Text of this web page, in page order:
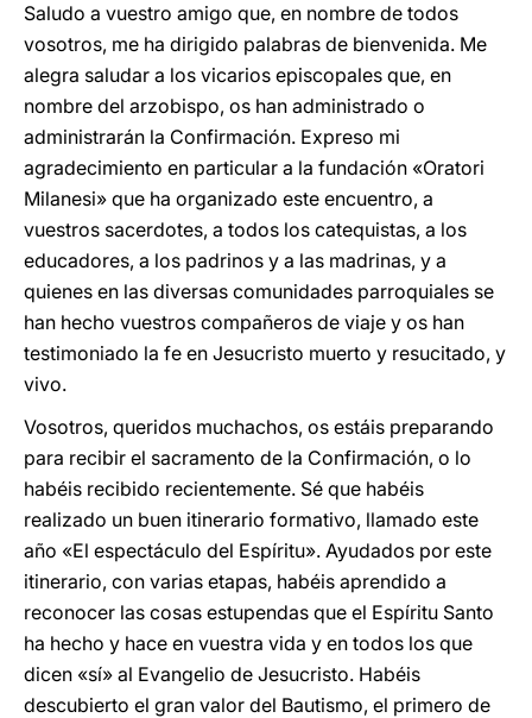
Saludo a vuestro amigo que, en nombre de todos
vosotros, me ha dirigido palabras de bienvenida. Me
alegra saludar a los vicarios episcopales que, en
nombre del arzobispo, os han administrado o
administrarán la Confirmación. Expreso mi
agradecimiento en particular a la fundación «Oratori
Milanesi» que ha organizado este encuentro, a
vuestros sacerdotes, a todos los catequistas, a los
educadores, a los padrinos y a las madrinas, y a
quienes en las diversas comunidades parroquiales se
han hecho vuestros compañeros de viaje y os han
testimoniado la fe en Jesucristo muerto y resucitado, y
vivo.
Vosotros, queridos muchachos, os estáis preparando
para recibir el sacramento de la Confirmación, o lo
habéis recibido recientemente. Sé que habéis
realizado un buen itinerario formativo, llamado este
año «El espectáculo del Espíritu». Ayudados por este
itinerario, con varias etapas, habéis aprendido a
reconocer las cosas estupendas que el Espíritu Santo
ha hecho y hace en vuestra vida y en todos los que
dicen «sí» al Evangelio de Jesucristo. Habéis
descubierto el gran valor del Bautismo, el primero de